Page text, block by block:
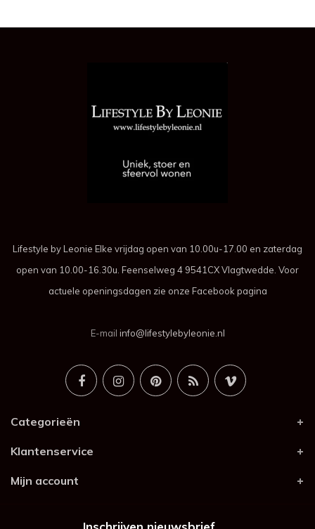
Lifestyle by Leonie Elke vrijdag open van 10.00u-17.00 en zaterdag
open van 10.00-16.30u. Feenselweg 4 9541CX Vlagtwedde. Voor
actuele openingsdagen zie onze Facebook pagina
E-mail info@lifestylebyleonie.nl
Categorieën
Klantenservice
Mijn account